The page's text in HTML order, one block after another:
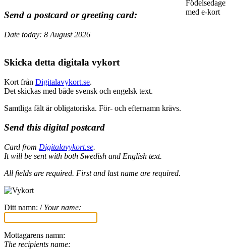
Send a postcard or greeting card:
Date today: 8 August 2026
Skicka detta digitala vykort
Kort från Digitalavykort.se.
Det skickas med både svensk och engelsk text.
Samtliga fält är obligatoriska. För- och efternamn krävs.
Send this digital postcard
Card from Digitalavykort.se.
It will be sent with both Swedish and English text.
All fields are required. First and last name are required.
Ditt namn: / Your name:
Mottagarens namn:
The recipients name: